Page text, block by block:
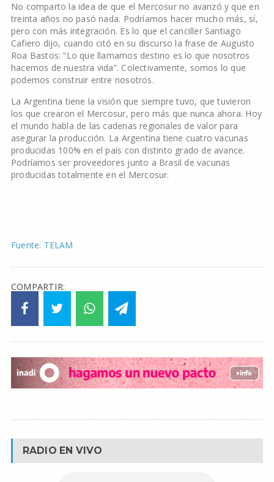
No comparto la idea de que el Mercosur no avanzó y que en
treinta años no pasó nada. Podríamos hacer mucho más, sí,
pero con más integración. Es lo que el canciller Santiago
Cafiero dijo, cuando citó en su discurso la frase de Augusto
Roa Bastos: “Lo que llamamos destino es lo que nosotros
hacemos de nuestra vida”. Colectivamente, somos lo que
podemos construir entre nosotros.
La Argentina tiene la visión que siempre tuvo, que tuvieron
los que crearon el Mercosur, pero más que nunca ahora. Hoy
el mundo habla de las cadenas regionales de valor para
asegurar la producción. La Argentina tiene cuatro vacunas
producidas 100% en el país con distinto grado de avance.
Podríamos ser proveedores junto a Brasil de vacunas
producidas totalmente en el Mercosur.
Fuente: TELAM
COMPARTIR:
RADIO EN VIVO